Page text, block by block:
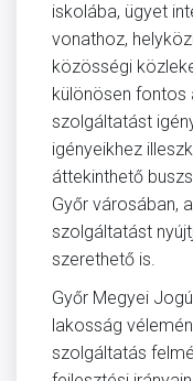
iskolába, ügyet
vonathoz,
közösségi
különösen fontos
szolgáltatást
igényeikhez
áttekinthető
Győr városában,
szolgáltatást
szerethető is.
Győr Megyei
lakosság
szolgáltatás